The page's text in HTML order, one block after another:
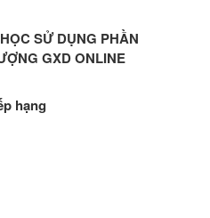
HỌC SỬ DỤNG PHẦN
GXD ONLINE
hạng